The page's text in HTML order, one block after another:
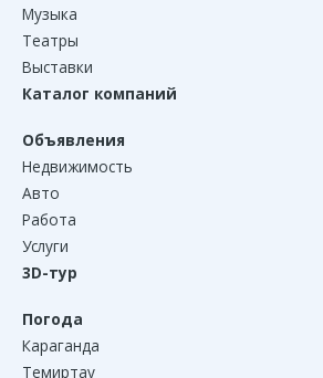
Музыка
Театры
Выставки
Каталог компаний
Объявления
Недвижимость
Авто
Работа
Услуги
3D-тур
Погода
Караганда
Темиртау